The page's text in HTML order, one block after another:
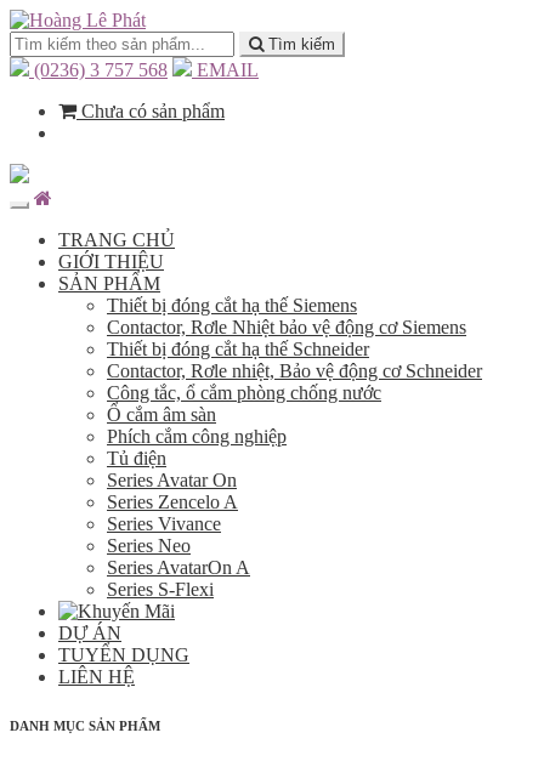
Tìm kiếm
(0236) 3 757 568
EMAIL
Chưa có sản phẩm
TRANG CHỦ
GIỚI THIỆU
SẢN PHẨM
Thiết bị đóng cắt hạ thế Siemens
Contactor, Rơle Nhiệt bảo vệ động cơ Siemens
Thiết bị đóng cắt hạ thế Schneider
Contactor, Rơle nhiệt, Bảo vệ động cơ Schneider
Công tắc, ổ cắm phòng chống nước
Ổ cắm âm sàn
Phích cắm công nghiệp
Tủ điện
Series Avatar On
Series Zencelo A
Series Vivance
Series Neo
Series AvatarOn A
Series S-Flexi
DỰ ÁN
TUYỂN DỤNG
LIÊN HỆ
DANH MỤC SẢN PHẨM